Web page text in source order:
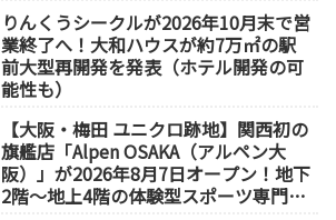
りんくうシークルが2026年10月末で営
業終了へ！大和ハウスが約7万㎡の駅
前大型再開発を発表（ホテル開発の可
能性も）
【大阪・梅田 ユニクロ跡地】関西初の
旗艦店「Alpen OSAKA（アルペン大
阪）」が2026年8月7日オープン！地下
2階～地上4階の体験型スポーツ専門店